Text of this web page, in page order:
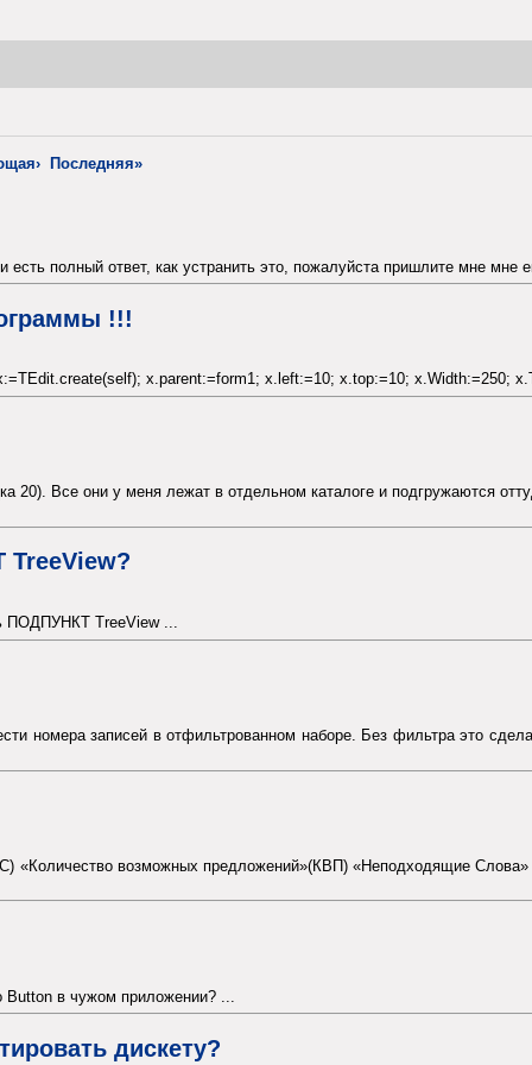
Последняя»
полный ответ, как устранить это, пожалуйста пришлите мне мне
!!!
x.parent:=form1; x.left:=10; x.top:=10; x.Width:=250;
20). Все они у меня лежат в отдельном каталоге и подгружаются
TreeView?
ПОДПУНКТ TreeView ...
номера записей в отфильтрованном наборе. Без фильтра это
«Количество возможных предложений»(КВП) «Неподходящие
в чужом приложении? ...
дискету?